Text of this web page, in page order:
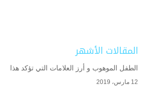
المقالات الأشهر
الطفل الموهوب و أرز العلامات التي تؤكد هذا
12 مارس، 2019